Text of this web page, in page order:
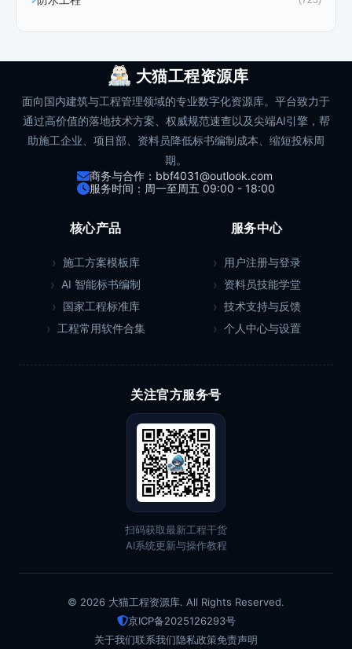
大猫工程资源库
面向国内建筑与工程管理领域的专业数字化资源库。平台致力于
通过高价值的落地技术方案、权威规范速查以及尖端AI引擎，帮
助施工企业、项目部、资料员降低标书编制成本、缩短投标周
期。
商务与合作：bbf4031@outlook.com
服务时间：周一至周五 09:00 - 18:00
核心产品
施工方案模板库
AI 智能标书编制
国家工程标准库
工程常用软件合集
服务中心
用户注册与登录
资料员技能学堂
技术支持与反馈
个人中心与设置
关注官方服务号
扫码获取最新工程干货
AI系统更新与操作教程
© 2026 大猫工程资源库. All Rights Reserved.
京ICP备2025126293号
关于我们联系我们隐私政策免责声明